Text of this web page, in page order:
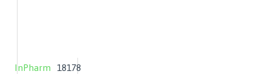
InPharm 18178